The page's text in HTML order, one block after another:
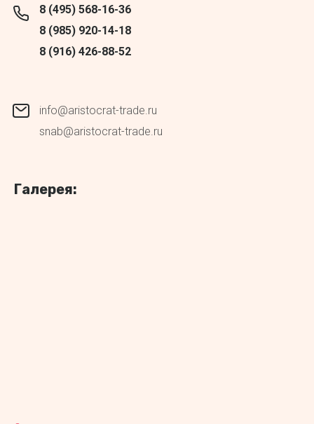
8 (495) 568-16-36
8 (985) 920-14-18
8 (916) 426-88-52
info@aristocrat-trade.ru
snab@aristocrat-trade.ru
Галерея: